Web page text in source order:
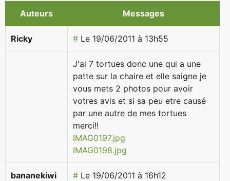
Auteurs Messages
Ricky # Le 19/06/2011 à 13h55
J'ai 7 tortues donc une qui a une
patte sur la chaire et elle saigne je
vous mets 2 photos pour avoir
votres avis et si sa peu etre causé
par une autre de mes tortues
merci!!
IMAG0197.jpg
IMAG0198.jpg
bananekiwi # Le 19/06/2011 à 16h12